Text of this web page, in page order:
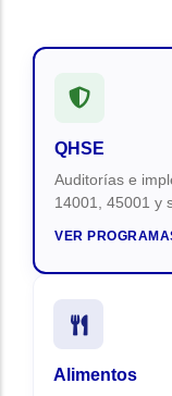
QHSE
Auditorías e
14001, 45001 y
VER
Alimentos